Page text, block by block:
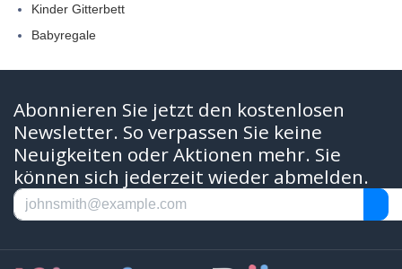
Kinder Gitterbett
Babyregale
Abonnieren Sie jetzt den kostenlosen
Newsletter. So verpassen Sie keine
Neuigkeiten oder Aktionen mehr. Sie
können sich jederzeit wieder abmelden.